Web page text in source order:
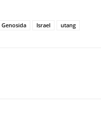
Genosida Israel utang